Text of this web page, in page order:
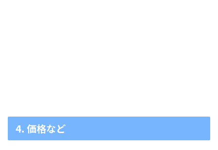
4. 価格など